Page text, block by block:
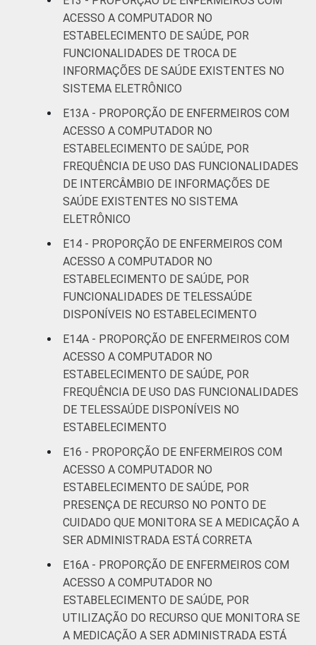
ACESSO A COMPUTADOR NO
ESTABELECIMENTO DE SAÚDE, POR
FUNCIONALIDADES DE TROCA DE
INFORMAÇÕES DE SAÚDE EXISTENTES NO
SISTEMA ELETRÔNICO
E13A - PROPORÇÃO DE ENFERMEIROS COM
ACESSO A COMPUTADOR NO
ESTABELECIMENTO DE SAÚDE, POR
FREQUÊNCIA DE USO DAS FUNCIONALIDADES
DE INTERCÂMBIO DE INFORMAÇÕES DE
SAÚDE EXISTENTES NO SISTEMA
ELETRÔNICO
E14 - PROPORÇÃO DE ENFERMEIROS COM
ACESSO A COMPUTADOR NO
ESTABELECIMENTO DE SAÚDE, POR
FUNCIONALIDADES DE TELESSAÚDE
DISPONÍVEIS NO ESTABELECIMENTO
E14A - PROPORÇÃO DE ENFERMEIROS COM
ACESSO A COMPUTADOR NO
ESTABELECIMENTO DE SAÚDE, POR
FREQUÊNCIA DE USO DAS FUNCIONALIDADES
DE TELESSAÚDE DISPONÍVEIS NO
ESTABELECIMENTO
E16 - PROPORÇÃO DE ENFERMEIROS COM
ACESSO A COMPUTADOR NO
ESTABELECIMENTO DE SAÚDE, POR
PRESENÇA DE RECURSO NO PONTO DE
CUIDADO QUE MONITORA SE A MEDICAÇÃO A
SER ADMINISTRADA ESTÁ CORRETA
E16A - PROPORÇÃO DE ENFERMEIROS COM
ACESSO A COMPUTADOR NO
ESTABELECIMENTO DE SAÚDE, POR
UTILIZAÇÃO DO RECURSO QUE MONITORA SE
A MEDICAÇÃO A SER ADMINISTRADA ESTÁ